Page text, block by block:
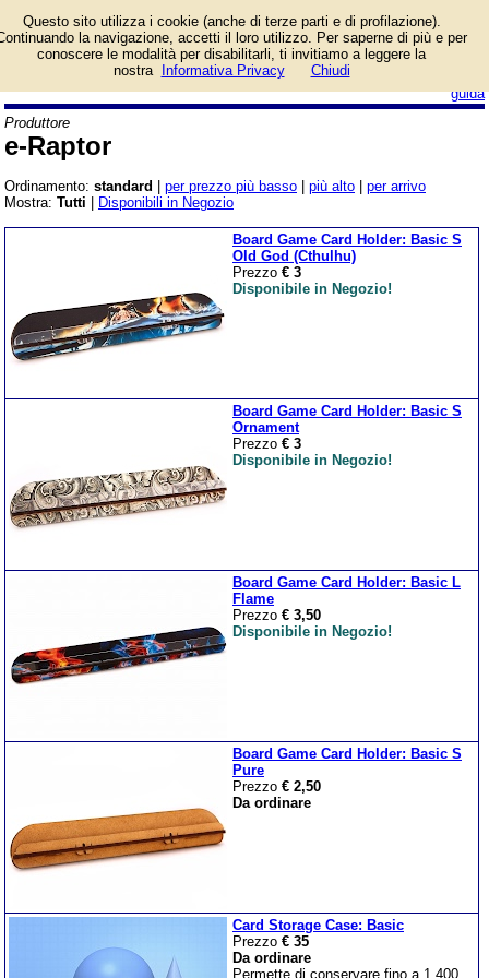
guida
Catalogo prodotti e-
Raptor con informazioni
e prezzi. Giochi da
Tavolo in vendita.
Produttore
e-Raptor
Ordinamento: standard per prezzo più basso più alto
per arrivo
Mostra: Tutti Disponibili in Negozio
Board Game Card Holder: Basic S
Old God (Cthulhu)
Prezzo € 3
Disponibile in Negozio!
Board Game Card Holder: Basic S
Ornament
Prezzo € 3
Disponibile in Negozio!
Board Game Card Holder: Basic L
Flame
Prezzo € 3,50
Disponibile in Negozio!
Board Game Card Holder: Basic S
Pure
Prezzo € 2,50
Da ordinare
Card Storage Case: Basic
Prezzo € 35
Da ordinare
Permette di conservare fino a 1.400
Questo sito utilizza i cookie (anche di terze parti e di profilazione).
la navigazione, accetti il loro utilizzo. Per saperne di più e per
conoscere le modalità per disabilitarli, ti invitiamo a leggere la
nostra
Informativa Privacy Chiudi